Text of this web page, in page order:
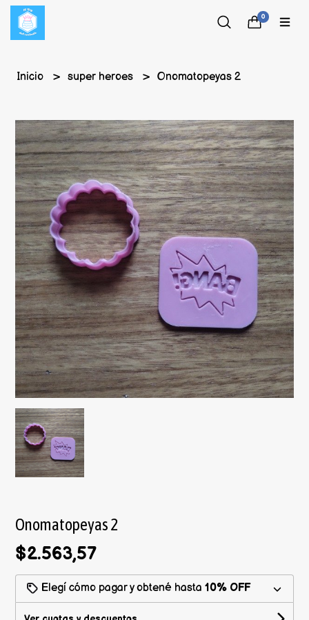
0
Inicio super heroes Onomatopeyas 2
Onomatopeyas 2
$2.563,57
Elegí cómo pagar y obtené hasta10% OFF